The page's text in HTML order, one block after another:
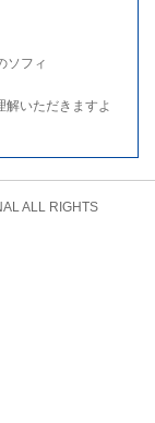
ソフィ
いただきますよ